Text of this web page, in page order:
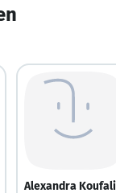
Alexandra